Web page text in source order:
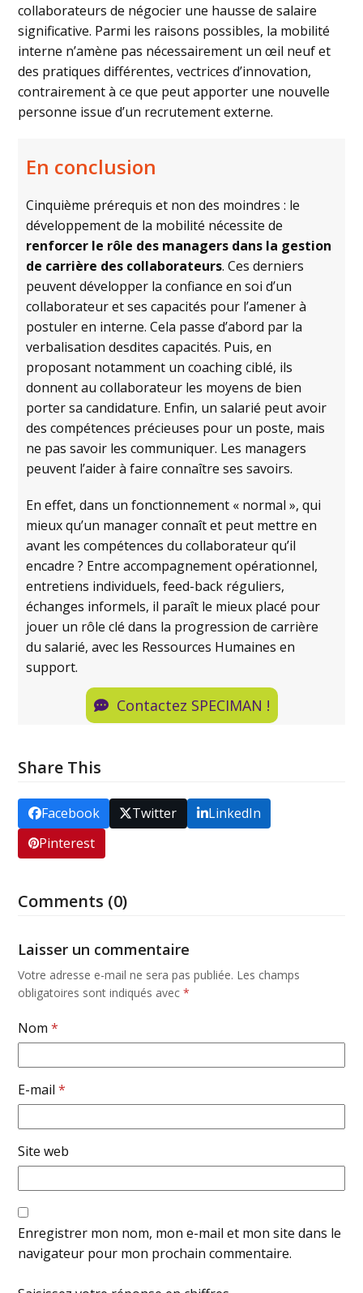
collaborateurs de négocier une hausse de salaire
significative. Parmi les raisons possibles, la mobilité
interne n’amène pas nécessairement un œil neuf et
des pratiques différentes, vectrices d’innovation,
contrairement à ce que peut apporter une nouvelle
personne issue d’un recrutement externe.
En conclusion
Cinquième prérequis et non des moindres : le
développement de la mobilité nécessite de
renforcer le rôle des managers dans la gestion
de carrière des collaborateurs. Ces derniers
peuvent développer la confiance en soi d’un
collaborateur et ses capacités pour l’amener à
postuler en interne. Cela passe d’abord par la
verbalisation desdites capacités. Puis, en
proposant notamment un coaching ciblé, ils
donnent au collaborateur les moyens de bien
porter sa candidature. Enfin, un salarié peut avoir
des compétences précieuses pour un poste, mais
ne pas savoir les communiquer. Les managers
peuvent l’aider à faire connaître ses savoirs.
En effet, dans un fonctionnement « normal », qui
mieux qu’un manager connaît et peut mettre en
avant les compétences du collaborateur qu’il
encadre ? Entre accompagnement opérationnel,
entretiens individuels, feed-back réguliers,
échanges informels, il paraît le mieux placé pour
jouer un rôle clé dans la progression de carrière
du salarié, avec les Ressources Humaines en
support.
Contactez SPECIMAN !
Share This
Facebook Twitter
LinkedIn
Pinterest
Comments (0)
Laisser un commentaire
Votre adresse e-mail ne sera pas publiée. Les champs
obligatoires sont indiqués avec*
Nom*
E-mail*
Site web
Enregistrer mon nom, mon e-mail et mon site dans le
navigateur pour mon prochain commentaire.